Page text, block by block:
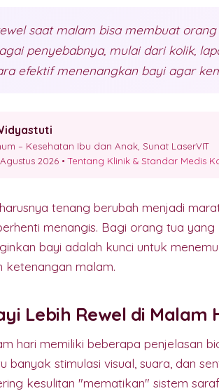
saat malam bisa membuat
penyebabnya, mulai dari kolik,
efektif menenangkan bayi agar
– Kesehatan Ibu dan Anak, Sunat LaserVIT
2026 •Tentang Klinik & Standar Medis
tenang berubah menjadi
menangis. Bagi orang tua
bayi adalah kunci untuk
ketenangan malam.
Lebih Rewel di Malam
hari memiliki beberapa penjelasan
banyak stimulasi visual, suara, dan
kesulitan "mematikan" sistem